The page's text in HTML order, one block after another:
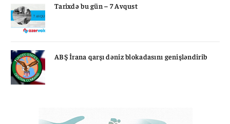
Tarixdə bu gün – 7 Avqust
ABŞ İrana qarşı dəniz blokadasını genişləndirib